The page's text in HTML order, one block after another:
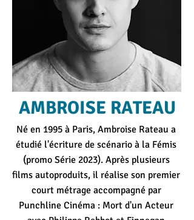
AMBROISE RATEAU
Né en 1995 à Paris, Ambroise Rateau a
étudié l'écriture de scénario à la Fémis
(promo Série 2023). Après plusieurs
films autoproduits, il réalise son premier
court métrage accompagné par
Punchline Cinéma : Mort d'un Acteur